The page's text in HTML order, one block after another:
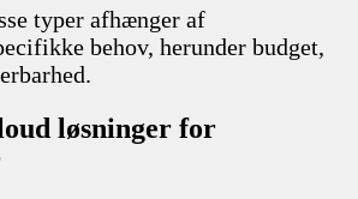
typer afhænger af
behov, herunder budget,
løsninger for